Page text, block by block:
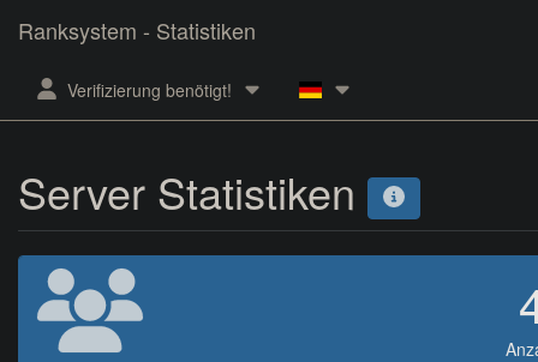
Ranksystem - Statistiken
Verifizierung benötigt!
Server Statistiken